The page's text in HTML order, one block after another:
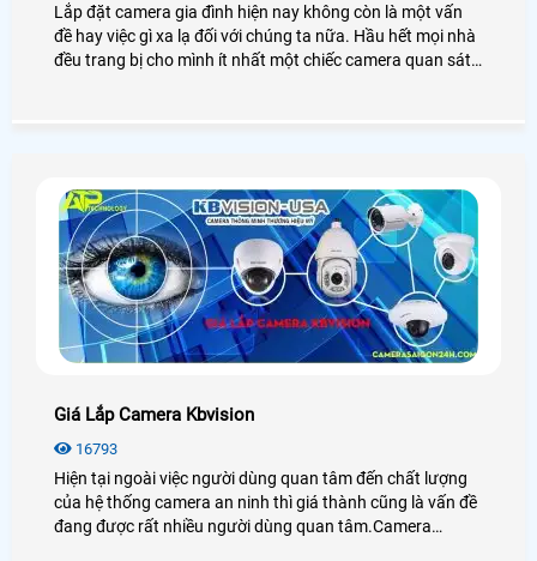
Lắp đặt camera gia đình hiện nay không còn là một vấn
đề hay việc gì xa lạ đối với chúng ta nữa. Hầu hết mọi nhà
đều trang bị cho mình ít nhất một chiếc camera quan sát
Giá Lắp Camera Kbvision
16793
Hiện tại ngoài việc người dùng quan tâm đến chất lượng
của hệ thống camera an ninh thì giá thành cũng là vấn đề
đang được rất nhiều người dùng quan tâm.Camera